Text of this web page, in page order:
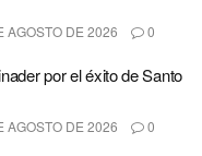
AGOSTO DE 2026 0
por el éxito de Santo
AGOSTO DE 2026 0